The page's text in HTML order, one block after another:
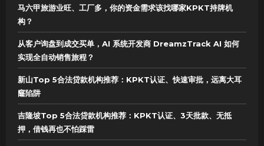
马六甲旅游业旺、工厂多，你的资金需求该找哪家KPKT持牌机
构？
从客户询盘到成交买单，AI 系统开发商 DreamzTrack AI 如何
实现全自动销售旅程？
新山Top 5合法贷款机构推荐：KPKT认证、快速审批，远离大耳
窿陷阱
吉隆坡Top 5合法贷款机构推荐：KPKT认证、3天批款、无抵
押，借钱再也不怕踩雷